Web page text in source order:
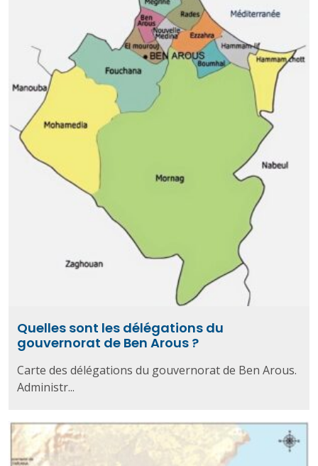
Quelles sont les délégations du
gouvernorat de Ben Arous ?
Carte des délégations du gouvernorat de Ben Arous.
Administr...